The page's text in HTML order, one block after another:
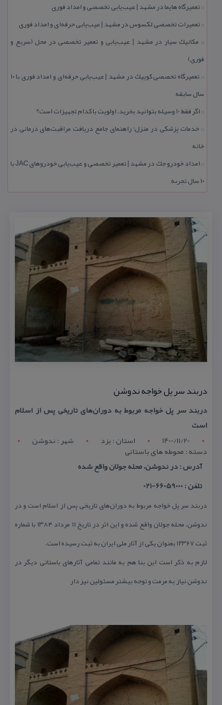
:: تعمیرگاه هایما در مشهد | عیب‌یابی تخصصی و امداد فوری
:: تعمیرات تخصصی لكسوس در مشهد | عیب‌یابی حرفه‌ای و امداد فوری
:: مكانیك سیار در مشهد | عیب‌یابی و تعمیر تخصصی در محل (سریع و
فوری)
::
تعمیرگاه تخصصی كوییك در مشهد | عیب‌یابی حرفه‌ای و امداد فوری با ۱۰
سال سابقه
:: اگر فقط 10 وسیله بتوانید بخرید، اولویت با كدام تجهیزات است؟
:: خدمات پزشكی در منزل؛ راهنمای جامع دریافت مراقبت‌های درمانی در
خانه
::
امداد خودرو جك در مشهد | تعمیر تخصصی و عیب‌یابی خودروهای JAC با
۱۰ سال تجربه
دربند سر پل خواجه ندوشن
دربند سر پل خواجه مربوط به دوران‌های تاریخی پس از اسلام
است
1400/11/20
استان : يزد شهر : ندوشن
دسته : محوطه های باستانی
آدرس : در ندوشن، محله جولان واقع شده
تلفن : 66059000-021
دربند سر پل خواجه مربوط به دوران‌های تاریخی پس از اسلام است و در
ندوشن، محله جولان واقع شده و این اثر در تاریخ ۱۱ مرداد ۱۳۸۴ با شماره
ثبت ۱۲۳۶۷ بعنوان یكی از آثار ملی ایران به ثبت رسیده است.
لازم به ذكر است این بنا هم به مانند تمامی آثارهای باستانی دیگر در
ندوشن نیاز به مرمت و توجه بیشتر مسئولین نیز دار